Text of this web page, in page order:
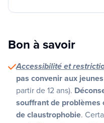
Bon à savoir
Accessibilité et
pas convenir aux
partir de 12 ans).
souffrant de problèmes
de claustrophobie.